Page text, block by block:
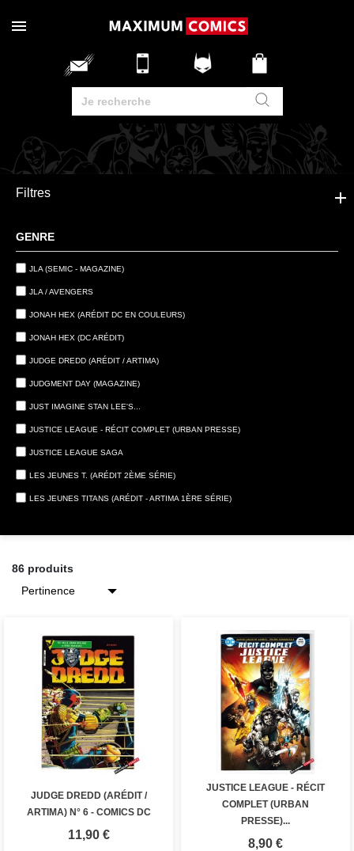
Filtres
GENRE
JLA (SEMIC - MAGAZINE)
JLA / AVENGERS
JONAH HEX (ARÉDIT DC EN COULEURS)
JONAH HEX (DC ARÉDIT)
JUDGE DREDD (ARÉDIT / ARTIMA)
JUDGMENT DAY (MAGAZINE)
JUST IMAGINE STAN LEE'S...
JUSTICE LEAGUE - RÉCIT COMPLET (URBAN PRESSE)
JUSTICE LEAGUE SAGA
LES JEUNES T. (ARÉDIT 2ÈME SÉRIE)
LES JEUNES TITANS (ARÉDIT - ARTIMA 1ÈRE SÉRIE)
86 produits
JUDGE DREDD (ARÉDIT /
ARTIMA) N° 6 - COMICS DC
Prix
11,90 €
JUSTICE LEAGUE - RÉCIT
COMPLET (URBAN
PRESSE)...
Prix
8,90 €